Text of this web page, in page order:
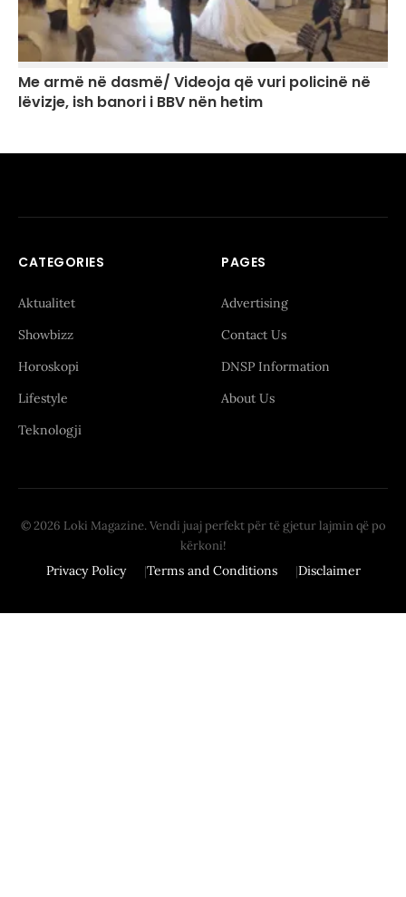
Me armë në dasmë/ Videoja që vuri policinë në
lëvizje, ish banori i BBV nën hetim
CATEGORIES
Aktualitet
Showbizz
Horoskopi
Lifestyle
Teknologji
PAGES
Advertising
Contact Us
DNSP Information
About Us
© 2026 Loki Magazine. Vendi juaj perfekt për të gjetur lajmin që po
kërkoni!
Privacy Policy Terms and Conditions Disclaimer